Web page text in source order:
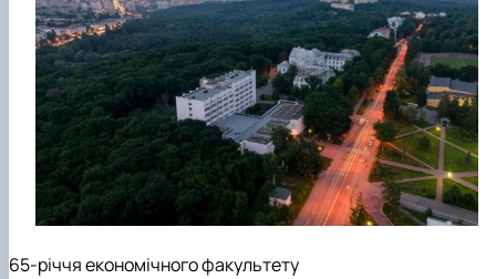
Проєкт «Розвиток лідерських навичок жінок
та мереж для забезпечення рівності у …
65-річчя економічного факультету